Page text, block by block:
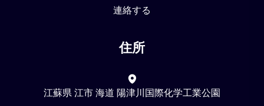
連絡する
住所
江蘇県 江市 海道 陽津川国際化学工業公園